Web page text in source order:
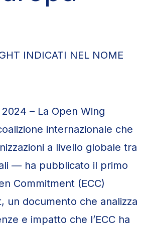
INDICATI NEL NOME
– La Open Wing
internazionale che
a livello globale tra
— ha pubblicato il primo
Commitment (ECC)
un documento che analizza
e impatto che l’ECC ha